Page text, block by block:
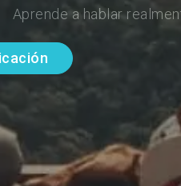
Aprende a hablar